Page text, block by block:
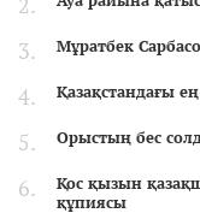
Мұратбек
Қазақстандағы
Орыстың бес
Қос қызын
құпиясы